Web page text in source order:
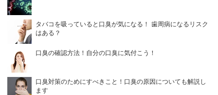
タバコを吸っていると口臭が気になる！ 歯周病になるリスク
はある？
口臭の確認方法！自分の口臭に気付こう！
口臭対策のためにすべきこと！口臭の原因についても解説し
ます